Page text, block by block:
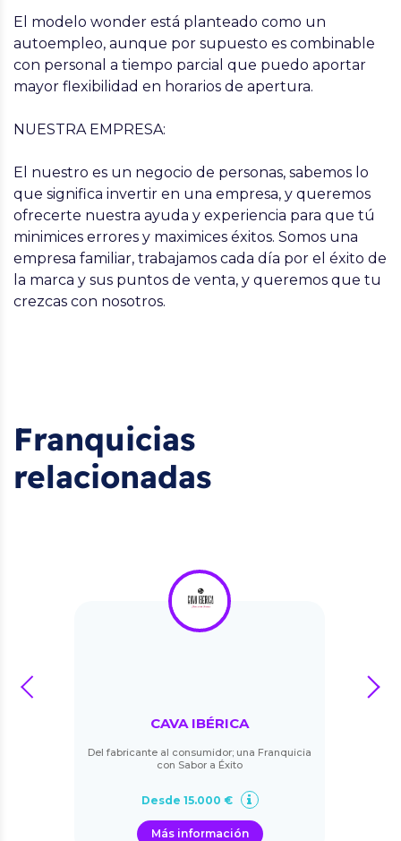
El modelo wonder está planteado como un
autoempleo, aunque por supuesto es combinable
con personal a tiempo parcial que puedo aportar
mayor flexibilidad en horarios de apertura.
NUESTRA EMPRESA:
El nuestro es un negocio de personas, sabemos lo
que significa invertir en una empresa, y queremos
ofrecerte nuestra ayuda y experiencia para que tú
minimices errores y maximices éxitos. Somos una
empresa familiar, trabajamos cada día por el éxito de
la marca y sus puntos de venta, y queremos que tu
crezcas con nosotros.
Franquicias
relacionadas
CAVA IBÉRICA
Del fabricante al consumidor; una Franquicia
con Sabor a Éxito
Desde 15.000 €
Más información
prev next